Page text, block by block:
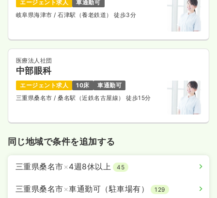
エージェント求人
車通勤可
岐阜県海津市/ 石津駅（養老鉄道） 徒歩3分
医療法人社団
中部眼科
エージェント求人 10床
車通勤可
三重県桑名市/ 桑名駅（近鉄名古屋線） 徒歩15分
同じ地域で条件を追加する
三重県桑名市×4週8休以上 45
三重県桑名市×車通勤可（駐車場有） 129